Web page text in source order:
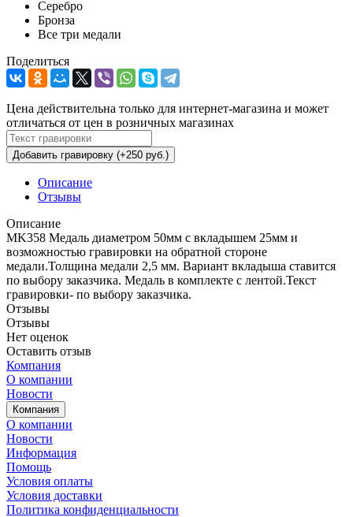
Серебро
Бронза
Все три медали
Поделиться
Цена действительна только для интернет-магазина и может
отличаться от цен в розничных магазинах
Добавить гравировку (+250 руб.)
Описание
Отзывы
Описание
MK358 Медаль диаметром 50мм с вкладышем 25мм и
возможностью гравировки на обратной стороне
медали.Толщина медали 2,5 мм. Вариант вкладыша ставится
по выбору заказчика. Медаль в комплекте с лентой.Текст
гравировки- по выбору заказчика.
Отзывы
Отзывы
Нет оценок
Оставить отзыв
Компания
О компании
Новости
Компания
О компании
Новости
Информация
Помощь
Условия оплаты
Условия доставки
Политика конфиденциальности